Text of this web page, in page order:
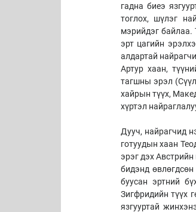
гадна биеэ
тоглох, шүлэг
мэрийдэг байлаа.
эрт цагийн
алдартай
Артур хаан,
тагшны эрэл
хайрын түүх,
хүртэл
Дууч, найрагчид
готуудын хаан
эрэг дэх
бидэнд
буусан эртний
Зигфридийн түүх
язгууртай